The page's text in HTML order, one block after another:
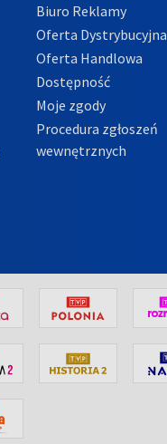
Biuro Reklamy
Oferta Dystrybucyjna
Oferta Handlowa
Dostępność
Moje zgody
Procedura zgłoszeń
wewnętrznych